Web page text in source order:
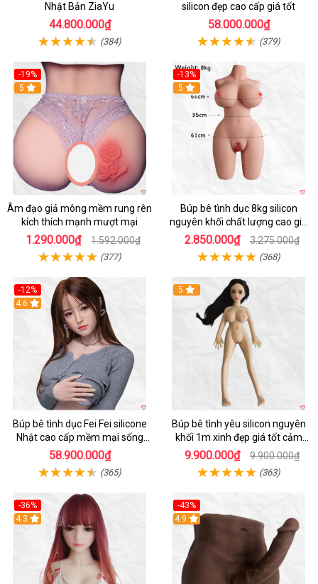
Nhật Bản ZiaYu
44.800.000₫
(384)
silicon đẹp cao cấp giá tốt
58.000.000₫
(379)
-19%
Hot
5
Âm đạo giả mông mềm rung rên
kích thích mạnh mượt mại
1.290.000₫ 1.592.000₫
(377)
-13%
5
Búp bê tình dục 8kg silicon
nguyên khối chất lượng cao giá
tốt
2.850.000₫ 3.275.000₫
(368)
-12%
Hot
4.6
Búp bê tình dục Fei Fei silicone
Nhật cao cấp mềm mại sống
động
58.900.000₫
(365)
5
Búp bê tình yêu silicon nguyên
khối 1m xinh đẹp giá tốt cảm
giác thật
9.900.000₫ 9.900.000₫
(363)
-36%
4.3
-43%
Hot
4.9